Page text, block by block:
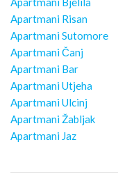
Apartmani Risan
Apartmani Sutomore
Apartmani Čanj
Apartmani Bar
Apartmani Utjeha
Apartmani Ulcinj
Apartmani Žabljak
Apartmani Jaz